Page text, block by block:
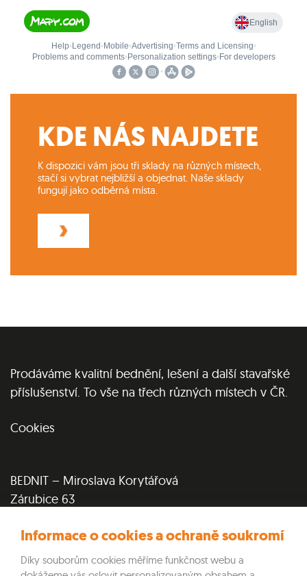
KDE NÁS NAJDETE
K dispozici vám jsou tři sklady na různých místech,
stačí si vybrat nejbližší a objednat. Naše sklady
fungují jako odběrná místa.
Prodáváme kvalitní bednění, lešení a další stavařské
příslušenství. To vše na třech různých místech v ČR.
Cookies
BEDNIT – Miroslava Korytářová
Zárubice 63
IČ: 75198991
DIČ: 8655124456
Informace o cookies a ochraně soukromí
Díky souborům cookies měříme funkčnost webu a